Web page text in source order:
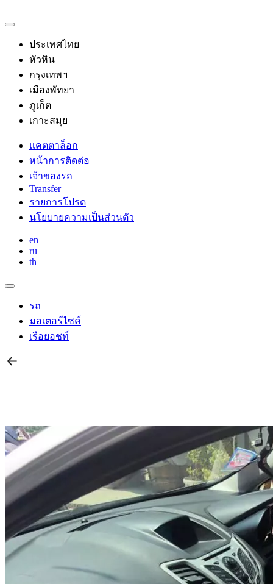
ประเทศไทย
หัวหิน
กรุงเทพฯ
เมืองพัทยา
ภูเก็ต
เกาะสมุย
แคตตาล็อก
หน้าการติดต่อ
เจ้าของรถ
Transfer
รายการโปรด
นโยบายความเป็นส่วนตัว
en
ru
th
รถ
มอเตอร์ไซค์
เรือยอชท์